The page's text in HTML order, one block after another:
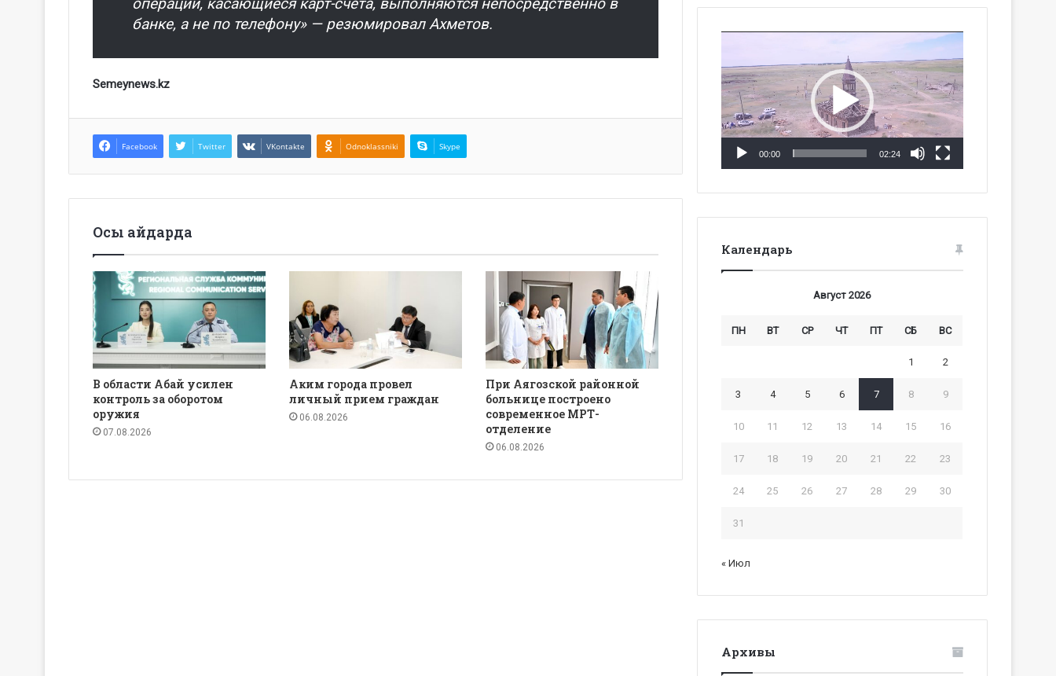
банке, а не по телефону» — резюмировал Ахметов.
Semeynews.kz
Facebook Twitter VKontakte Odnoklassniki Skype
Осы айдарда
В области Абай усилен
контроль за оборотом
оружия
07.08.2026
Аким города провел
личный прием граждан
06.08.2026
При Аягозской районной
больнице построено
современное МРТ-
отделение
06.08.2026
00:00 02:24
Календарь
Август 2026
ПН ВТ СР ЧТ ПТ СБ ВС
1 2
3 4 5 6 7 8 9
10 11 12 13 14 15 16
17 18 19 20 21 22 23
24 25 26 27 28 29 30
31
« Июл
Архивы